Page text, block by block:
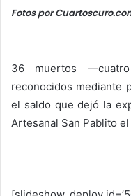
Fotos por
36 muertos
reconocidos mediante
el saldo que dejó la
Artesanal San Pablito